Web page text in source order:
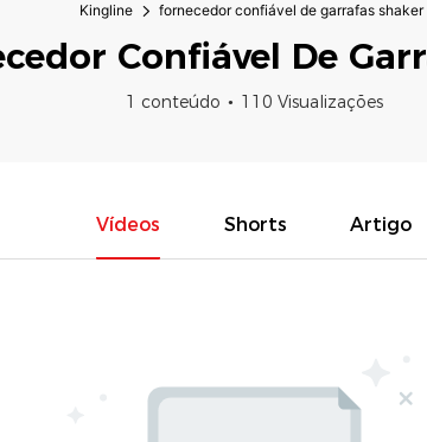
Kingline fornecedor confiável de garrafas shaker
Confiável De
1 conteúdo 110 Visualizações
Vídeos Shorts Artigo